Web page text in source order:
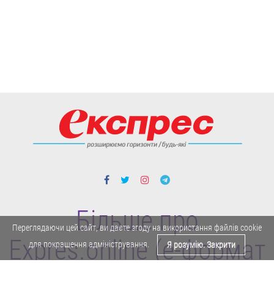
Більше про
Expres.online (e-формат
Переглядаючи цей сайт, ви даєте згоду на використання файлів cookie
для покращення адміністрування.
Я розумію. Закрити